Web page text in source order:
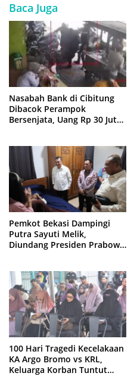
Baca Juga
Nasabah Bank di Cibitung
Dibacok Perampok
Bersenjata, Uang Rp 30 Juta
Pemkot Bekasi Dampingi
Putra Sayuti Melik,
Diundang Presiden Prabowo
100 Hari Tragedi Kecelakaan
KA Argo Bromo vs KRL,
Keluarga Korban Tuntut